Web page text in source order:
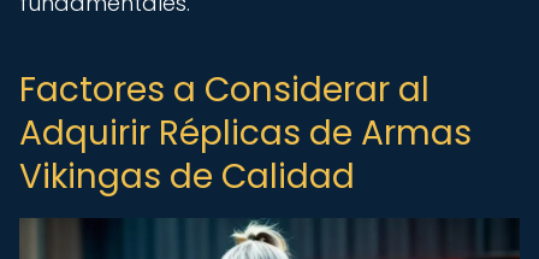
Factores a Considerar al
Adquirir Réplicas de Armas
Vikingas de Calidad